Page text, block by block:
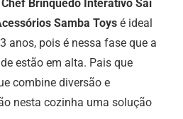
Brinquedo Interativo Sai
Samba Toys é ideal
anos, pois é nessa fase que a
estão em alta. Pais que
combine diversão e
nesta cozinha uma solução